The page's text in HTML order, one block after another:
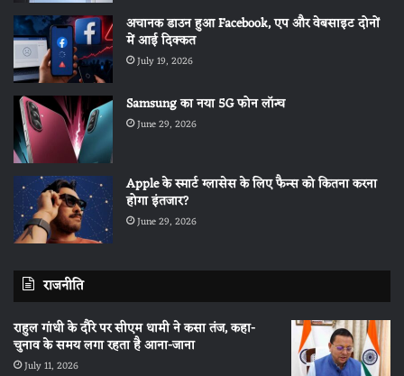
अचानक डाउन हुआ Facebook, एप और वेबसाइट दोनों
में आई दिक्कत
July 19, 2026
Samsung का नया 5G फोन लॉन्च
June 29, 2026
Apple के स्मार्ट ग्लासेस के लिए फैन्स को कितना करना
होगा इंतजार?
June 29, 2026
राजनीति
राहुल गांधी के दौरे पर सीएम धामी ने कसा तंज, कहा-
चुनाव के समय लगा रहता है आना-जाना
July 11, 2026